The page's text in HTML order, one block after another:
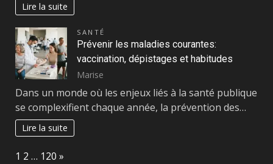
Lire la suite
SANTÉ
Prévenir les maladies courantes:
vaccination, dépistages et habitudes
Marise
Dans un monde où les enjeux liés à la santé publique
se complexifient chaque année, la prévention des…
Lire la suite
Page:
1 2 … 120 Next
»